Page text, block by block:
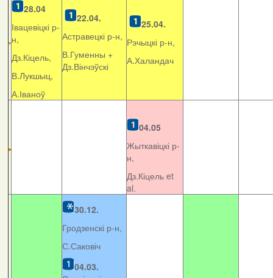
28.04
Івацевіцкі р-
н,
Дз.Кіцель,
В.Лукшыц,
А.Іваноў
22.04.
Астравецкі р-н,
В.Гуменны +
Дз.Вінчэўскі
25.04.
Рэчыцкі р-н,
А.Халандач
04.05
Жыткавіцкі р-
н,
Дз.Кіцель et
al.
30.12.
Гродзенскі р-н,
С.Саковіч
04.03.